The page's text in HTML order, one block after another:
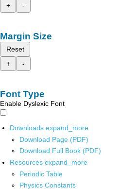
+
-
Margin Size
Reset
+
-
Font Type
Enable Dyslexic Font
Downloads expand_more
Download Page (PDF)
Download Full Book (PDF)
Resources expand_more
Periodic Table
Physics Constants